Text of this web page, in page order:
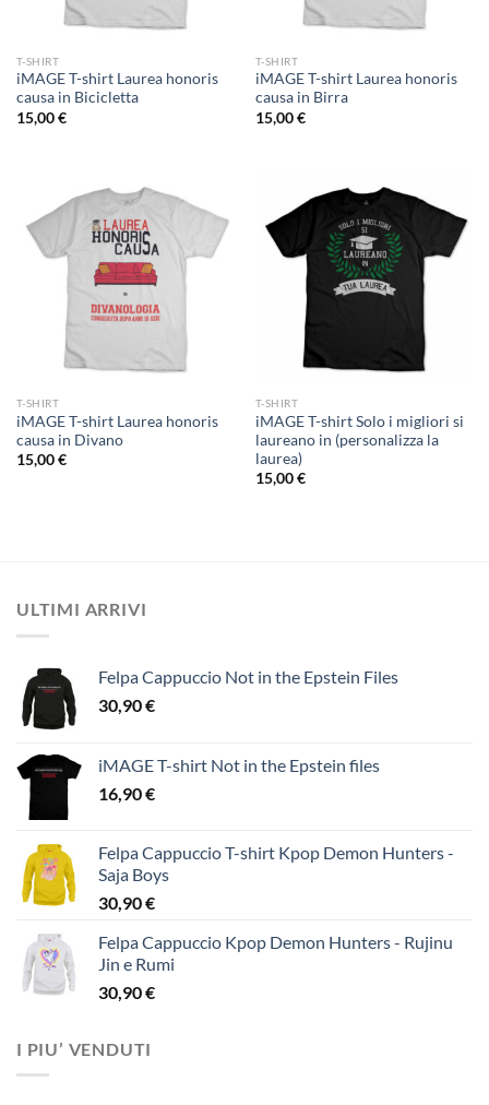
T-SHIRT
iMAGE T-shirt Laurea honoris
causa in Bicicletta
15,00€
T-SHIRT
iMAGE T-shirt Laurea honoris
causa in Birra
15,00€
T-SHIRT
iMAGE T-shirt Laurea honoris
causa in Divano
15,00€
T-SHIRT
iMAGE T-shirt Solo i migliori si
laureano in (personalizza la
laurea)
15,00€
ULTIMI ARRIVI
Felpa Cappuccio Not in the Epstein Files
30,90€
iMAGE T-shirt Not in the Epstein files
16,90€
Felpa Cappuccio T-shirt Kpop Demon Hunters -
Saja Boys
30,90€
Felpa Cappuccio Kpop Demon Hunters - Rujinu
Jin e Rumi
30,90€
I PIU’ VENDUTI